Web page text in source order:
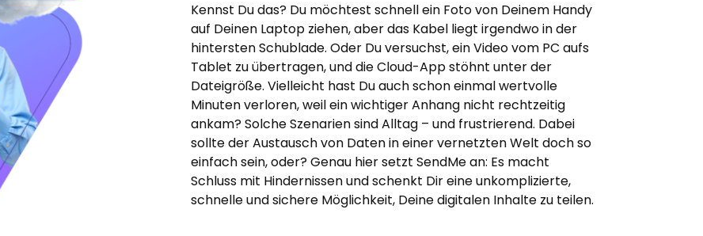
Kennst Du das? Du möchtest schnell ein Foto von Deinem Handy
auf Deinen Laptop ziehen, aber das Kabel liegt irgendwo in der
hintersten Schublade. Oder Du versuchst, ein Video vom PC aufs
Tablet zu übertragen, und die Cloud-App stöhnt unter der
Dateigröße. Vielleicht hast Du auch schon einmal wertvolle
Minuten verloren, weil ein wichtiger Anhang nicht rechtzeitig
ankam? Solche Szenarien sind Alltag – und frustrierend. Dabei
sollte der Austausch von Daten in einer vernetzten Welt doch so
einfach sein, oder? Genau hier setzt SendMe an: Es macht
Schluss mit Hindernissen und schenkt Dir eine unkomplizierte,
schnelle und sichere Möglichkeit, Deine digitalen Inhalte zu teilen.